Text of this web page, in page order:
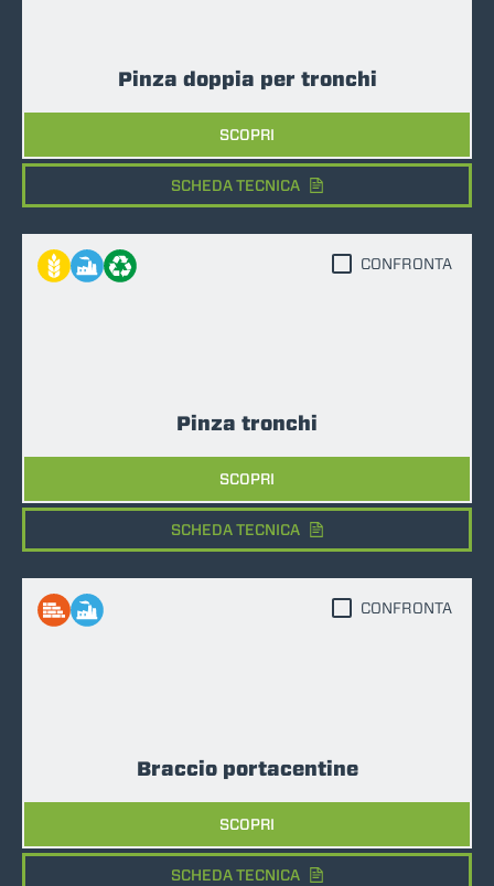
Pinza doppia per tronchi
SCOPRI
SCHEDA TECNICA
Pinza tronchi
SCOPRI
CONFRONTA
SCHEDA TECNICA
Braccio portacentine
SCOPRI
CONFRONTA
SCHEDA TECNICA